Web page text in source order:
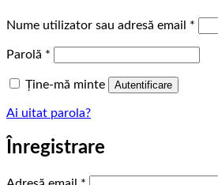
Nume utilizator sau adresă email *
Parolă *
Ține-mă minte Autentificare
Ai uitat parola?
Înregistrare